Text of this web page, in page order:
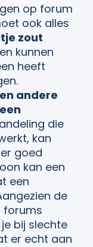
op forum
ook alles
zout
kunnen
heeft
andere
die
kan
goed
kan een
een
de
forums
bij slechte
er echt aan